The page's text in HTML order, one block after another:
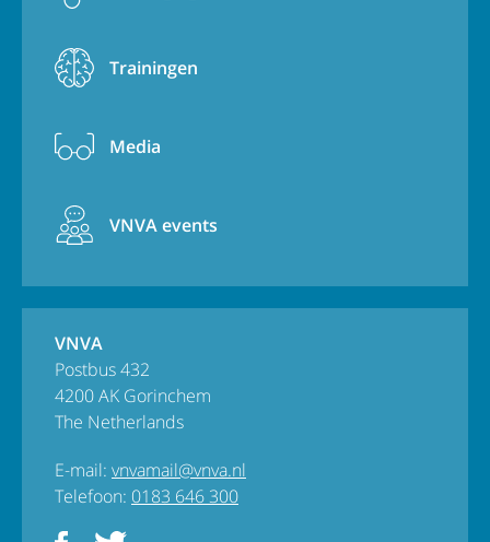
Trainingen
Media
VNVA events
VNVA
Postbus 432
4200 AK Gorinchem
The Netherlands
E-mail: vnvamail@vnva.nl
Telefoon: 0183 646 300